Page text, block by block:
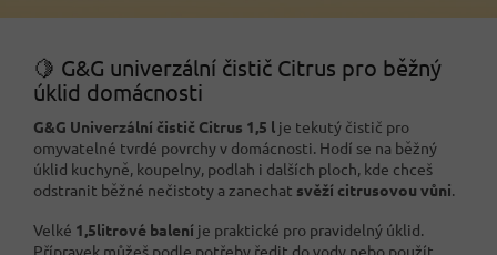
🍋 G&G univerzální čistič Citrus pro běžný
úklid domácnosti
G&G Univerzální čistič Citrus 1,5 l je tekutý čistič pro
omyvatelné tvrdé povrchy v domácnosti. Hodí se na běžný
úklid kuchyně, koupelny, podlah i dalších ploch, kde chceš
odstranit běžné nečistoty a zanechat svěží citrusovou vůni.
Velké 1,5litrové balení je praktické pro pravidelný úklid.
Přípravek můžeš podle potřeby ředit do vody nebo použít